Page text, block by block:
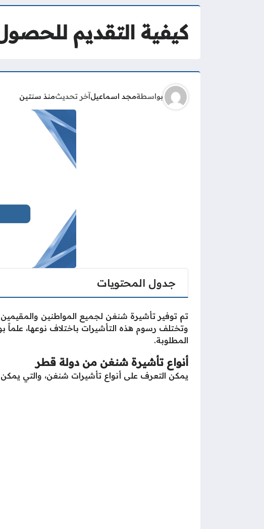
كيفية التقديم
بواسطةمجد اسماعيل آخر تحديثمنذ سنتين
جدول المحتويات
تم توفير تأشيرة شنغن لجميع المواطنين
وتختلف رسوم هذه التأشيرات باختلاف نوعها، علماً
المطلوبة.
أنواع تأشيرة شنغن من دولة قطر
يمكن التعرف على أنواع تأشيرات شنغن، والتي